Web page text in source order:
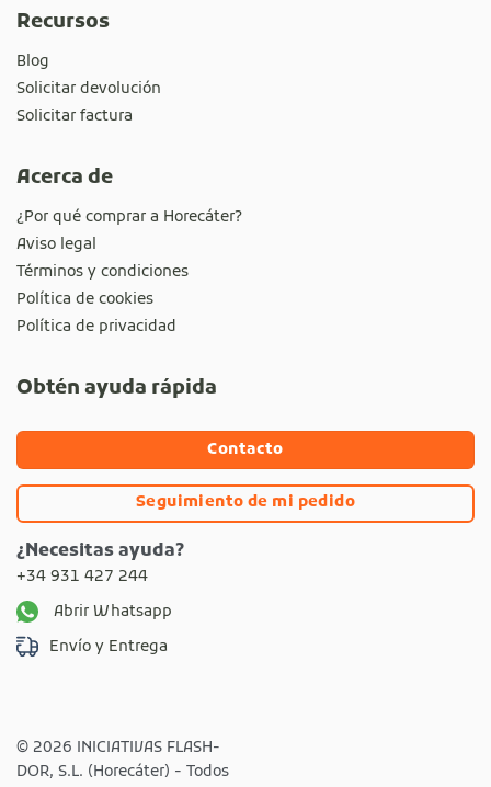
Recursos
Blog
Solicitar devolución
Solicitar factura
Acerca de
¿Por qué comprar a Horecáter?
Aviso legal
Términos y condiciones
Política de cookies
Política de privacidad
Obtén ayuda rápida
Contacto
Seguimiento de mi pedido
¿Necesitas ayuda?
+34 931 427 244
Abrir Whatsapp
Envío y Entrega
© 2026 INICIATIVAS FLASH-
DOR, S.L. (Horecáter) - Todos